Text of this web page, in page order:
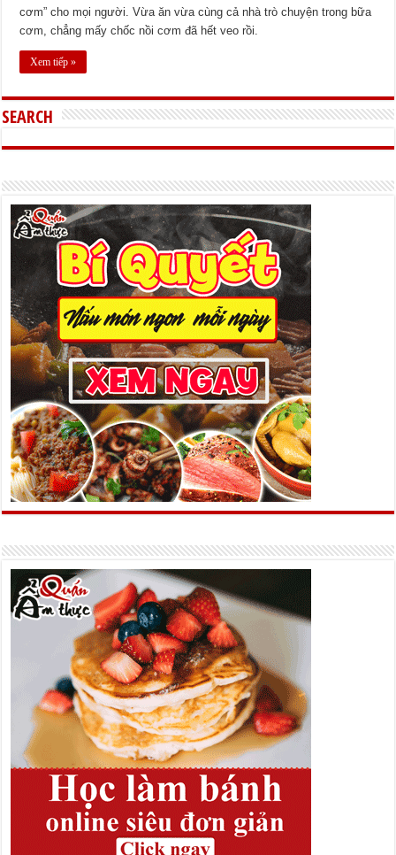
cơm” cho mọi người. Vừa ăn vừa cùng cả nhà trò chuyện trong bữa
cơm, chẳng mấy chốc nồi cơm đã hết veo rồi.
Xem tiếp »
SEARCH